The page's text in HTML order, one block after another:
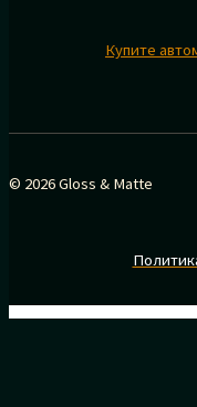
Купите
© 2026 Gloss & Matte